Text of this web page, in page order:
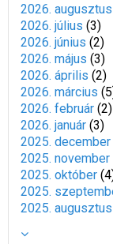
2026. augusztus
2026. július (3)
2026. június (2)
2026. május (3)
2026. április (2)
2026. március (5
2026. február (2)
2026. január (3)
2025. december
2025. november
2025. október (4
2025.
2025. augusztus